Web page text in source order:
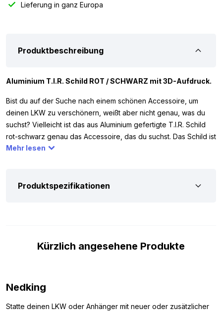
Lieferung in ganz Europa
Produktbeschreibung
Aluminium T.I.R. Schild ROT / SCHWARZ mit 3D-Aufdruck.
Bist du auf der Suche nach einem schönen Accessoire, um
deinen LKW zu verschönern, weißt aber nicht genau, was du
suchst? Vielleicht ist das aus Aluminium gefertigte T.I.R. Schild
rot-schwarz genau das Accessoire, das du suchst. Das Schild ist
mit 3D-Druckbuchstaben versehen und lässt sich einfach an
Abmessungen:
Andere Farben:
Suchst du zwar ein aus Aluminium gefertigtes T.I.R. Schild, aber
Mehr lesen
Produktspezifikationen
Kürzlich angesehene Produkte
Nedking
Statte deinen LKW oder Anhänger mit neuer oder zusätzlicher